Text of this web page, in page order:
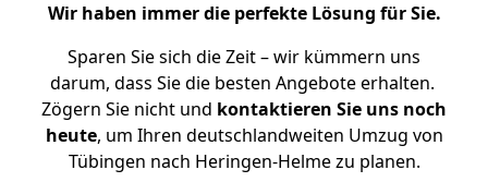
Wir haben immer die perfekte Lösung für Sie.
Sparen Sie sich die Zeit – wir kümmern uns
darum, dass Sie die besten Angebote erhalten.
Zögern Sie nicht und kontaktieren Sie uns noch
heute, um Ihren deutschlandweiten Umzug von
Tübingen nach Heringen-Helme zu planen.